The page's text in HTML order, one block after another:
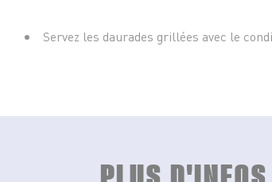
Servez les daurades grillées avec le
PLUS